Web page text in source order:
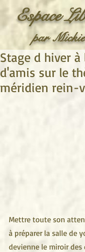
Espace
par
Stage d hiver
d'amis sur le
méridien rein-
Mettre toute son
à préparer la salle de
devienne le miroir des